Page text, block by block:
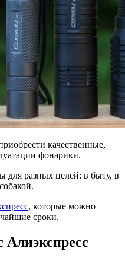
качественные,
фонарики.
для разных целей: в быту, в
, которые можно
сроки.
Алиэкспресс